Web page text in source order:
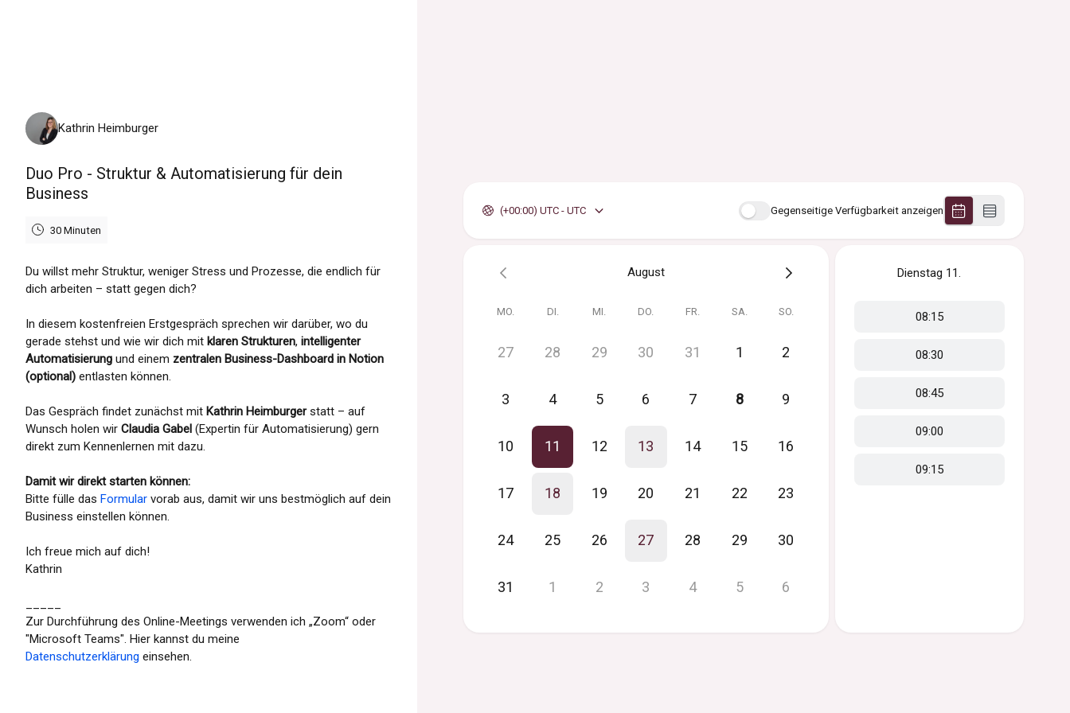
Kathrin Heimburger
Duo Pro - Struktur & Automatisierung für dein
Business
30 Minuten
Du willst mehr Struktur, weniger Stress und Prozesse, die endlich für
dich arbeiten – statt gegen dich?
In diesem kostenfreien Erstgespräch sprechen wir darüber, wo du
gerade stehst und wie wir dich mit klaren Strukturen, intelligenter
Automatisierung und einem zentralen Business-Dashboard in Notion
(optional) entlasten können.
Das Gespräch findet zunächst mit Kathrin Heimburgerstatt – auf
Wunsch holen wir Claudia Gabel (Expertin für Automatisierung) gern
direkt zum Kennenlernen mit dazu.
Damit wir direkt starten können:
Bitte fülle das Formular vorab aus, damit wir uns bestmöglich auf dein
Business einstellen können.
Ich freue mich auf dich!
Kathrin
Zur Durchführung des Online-Meetings verwenden ich „Zoom“ oder
"Microsoft Teams". Hier kannst du meine
Datenschutzerklärung einsehen.
Gegenseitige Verfügbarkeit anzeigen
(+00:00) UTC - UTC
August
MO. DI. MI. DO. FR. SA. SO.
27 28 29 30 31 1 2
3 4 5 6 7 8 9
10 11 12 13 14 15 16
17 18 19 20 21 22 23
24 25 26 27 28 29 30
31 1 2 3 4 5 6
Dienstag 11.
08:15
08:30
08:45
09:00
09:15